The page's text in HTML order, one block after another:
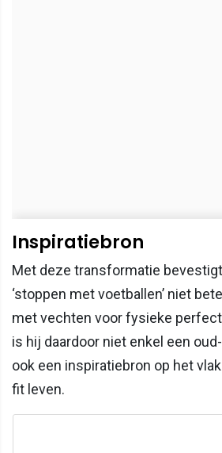
Inspiratiebron
Met deze transformatie
‘stoppen met voetballen’ niet
met vechten voor fysieke
is hij daardoor niet enkel een
ook een inspiratiebron op het
fit leven.